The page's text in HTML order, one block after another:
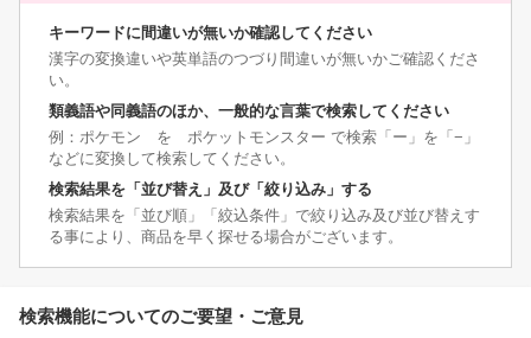
キーワードに間違いが無いか確認してください
漢字の変換違いや英単語のつづり間違いが無いかご確認くださ
い。
類義語や同義語のほか、一般的な言葉で検索してください
例：ポケモン を ポケットモンスター で検索「ー」を「−」
などに変換して検索してください。
検索結果を「並び替え」及び「絞り込み」する
検索結果を「並び順」「絞込条件」で絞り込み及び並び替えす
る事により、商品を早く探せる場合がございます。
検索機能についてのご要望・ご意見